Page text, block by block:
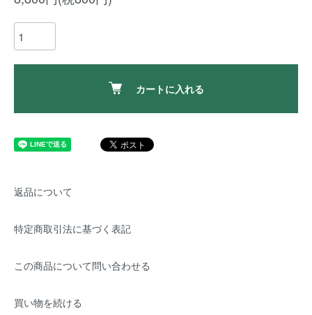
カートに入れる
返品について
特定商取引法に基づく表記
この商品について問い合わせる
買い物を続ける